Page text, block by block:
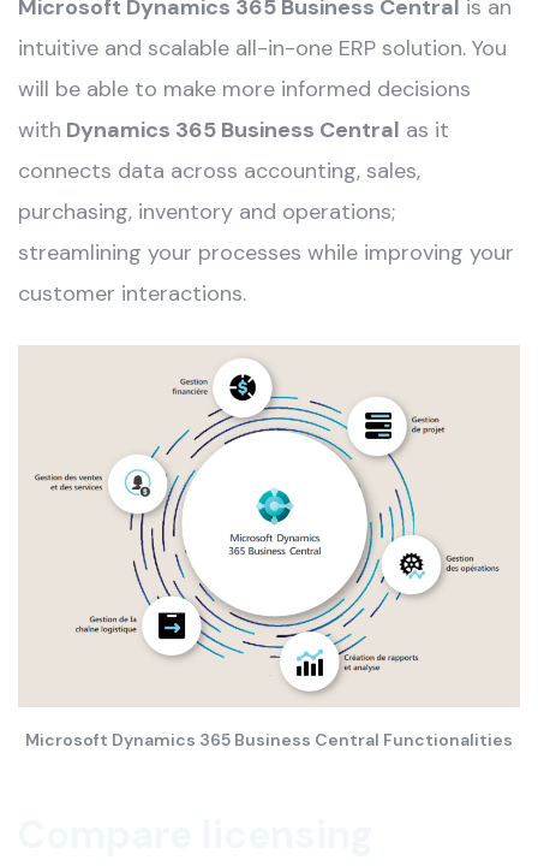
Microsoft Dynamics 365 Business Central is an
intuitive and scalable all-in-one ERP solution. You
will be able to make more informed decisions
with Dynamics 365 Business Central as it
connects data across accounting, sales,
purchasing, inventory and operations;
streamlining your processes while improving your
customer interactions.
Microsoft Dynamics 365 Business Central Functionalities